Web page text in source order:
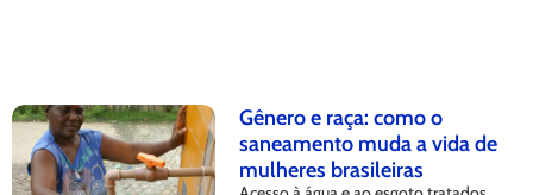
Gênero e raça: como o
saneamento muda a vida de
mulheres brasileiras